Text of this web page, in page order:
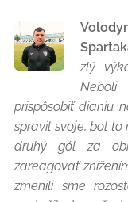
zlý
Neboli
prispôsobiť dianiu
spravil svoje, bol
druhý gól za
zareagovať
zmenili sme